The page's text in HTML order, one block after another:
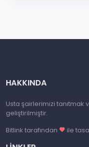
HAKKINDA
Usta şairlerimizi tanıtmak
geliştirilmiştir.
Bitlink tarafından
ile